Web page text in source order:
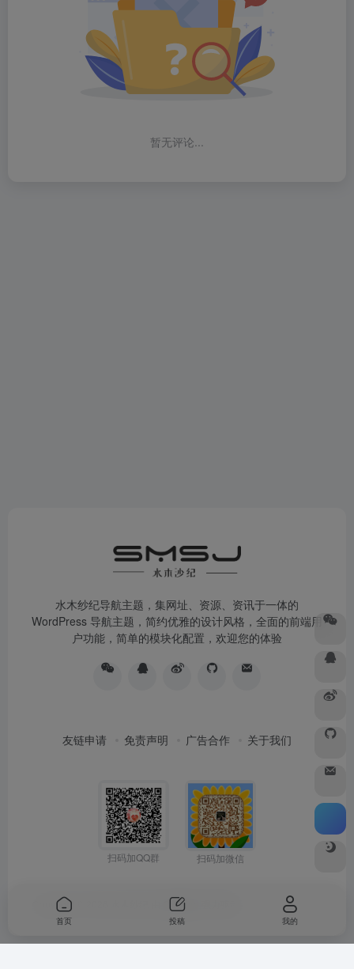
暂无评论...
水木纱纪导航主题，集网址、资源、资讯于一体的
WordPress 导航主题，简约优雅的设计风格，全面的前端用
户功能，简单的模块化配置，欢迎您的体验
友链申请 免责声明 广告合作 关于我们
扫码加QQ群 扫码加微信
Copyright © 2026 OneNav
首页 投稿 我的